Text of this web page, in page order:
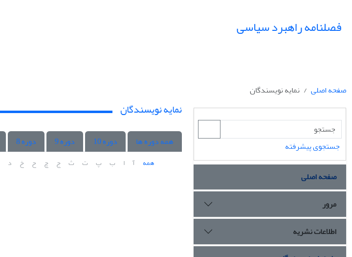
فصلنامه راهبرد سیاسی
صفحه اصلی نمایه نویسندگان
جستجوی پیشرفته
صفحه اصلی
مرور
اطلاعات نشریه
نمایه نویسندگان
همه دوره ها دوره 10 دوره 9 دوره 8
همه آ ا ب پ ت ث ج چ ح خ د